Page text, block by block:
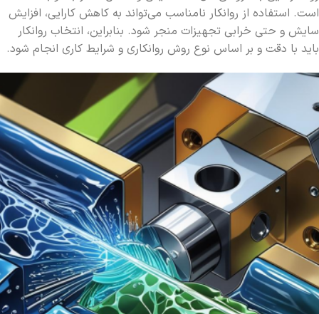
است. استفاده از روانکار نامناسب می‌تواند به کاهش کارایی، افزایش
سایش و حتی خرابی تجهیزات منجر شود. بنابراین، انتخاب روانکار
باید با دقت و بر اساس نوع روش روانکاری و شرایط کاری انجام شود.